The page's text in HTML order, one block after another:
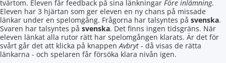
tvärtom. Eleven får feedback på sina länkningar Före inlämning.
Eleven har 3 hjärtan som ger eleven en ny chans på missade
länkar under en spelomgång. Frågorna har talsyntes på svenska.
Svaren har talsyntes på svenska. Det finns ingen tidsgräns. När
eleven länkat alla rutor rätt har spelomgången klarats. Är det för
svårt går det att klicka på knappenAvbryt - då visas de rätta
länkarna - och spelaren får försöka klara nivån igen.